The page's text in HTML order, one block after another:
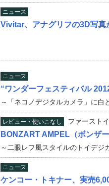
ニュース
Vivitar、アナグリフの3D写真
ニュース
“ワンダーフェスティバル
～「ネコノデジタルカメラ」に白
レビュー・使いこなし ファースト
BONZART AMPEL（ボンザー
～二眼レフ風スタイルのトイデジ
ニュース
ケンコー・トキナー、実売